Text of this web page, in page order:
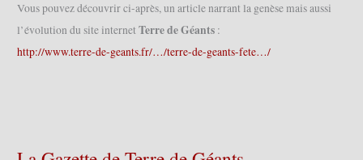
Vous pouvez découvrir ci-après, un article narrant la genèse mais aussi
l’évolution du site internet Terre de Géants :
http://www.terre-de-geants.fr/…/terre-de-geants-fete…/